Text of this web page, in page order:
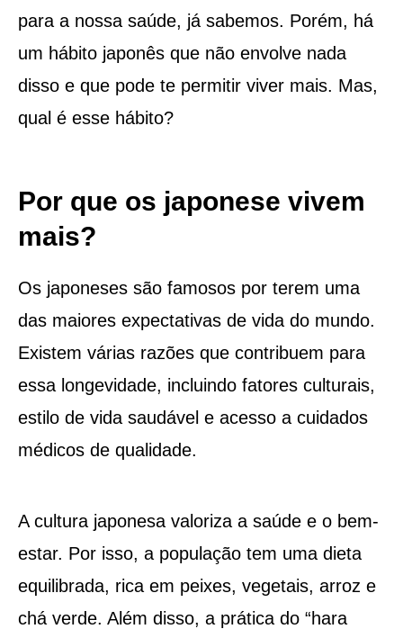
para a nossa saúde, já sabemos. Porém, há
um hábito japonês que não envolve nada
disso e que pode te permitir viver mais. Mas,
qual é esse hábito?
Por que os japonese vivem
mais?
Os japoneses são famosos por terem uma
das maiores expectativas de vida do mundo.
Existem várias razões que contribuem para
essa longevidade, incluindo fatores culturais,
estilo de vida saudável e acesso a cuidados
médicos de qualidade.
A cultura japonesa valoriza a saúde e o bem-
estar. Por isso, a população tem uma dieta
equilibrada, rica em peixes, vegetais, arroz e
chá verde. Além disso, a prática do “hara